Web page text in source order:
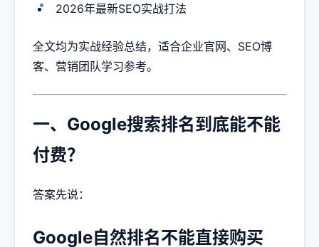
2026年最新SEO实战打法
全文均为实战经验总结，适合企业官网、SEO博
客、营销团队学习参考。
一、Google搜索排名到底能不能
付费？
答案先说：
Google自然排名不能直接购买